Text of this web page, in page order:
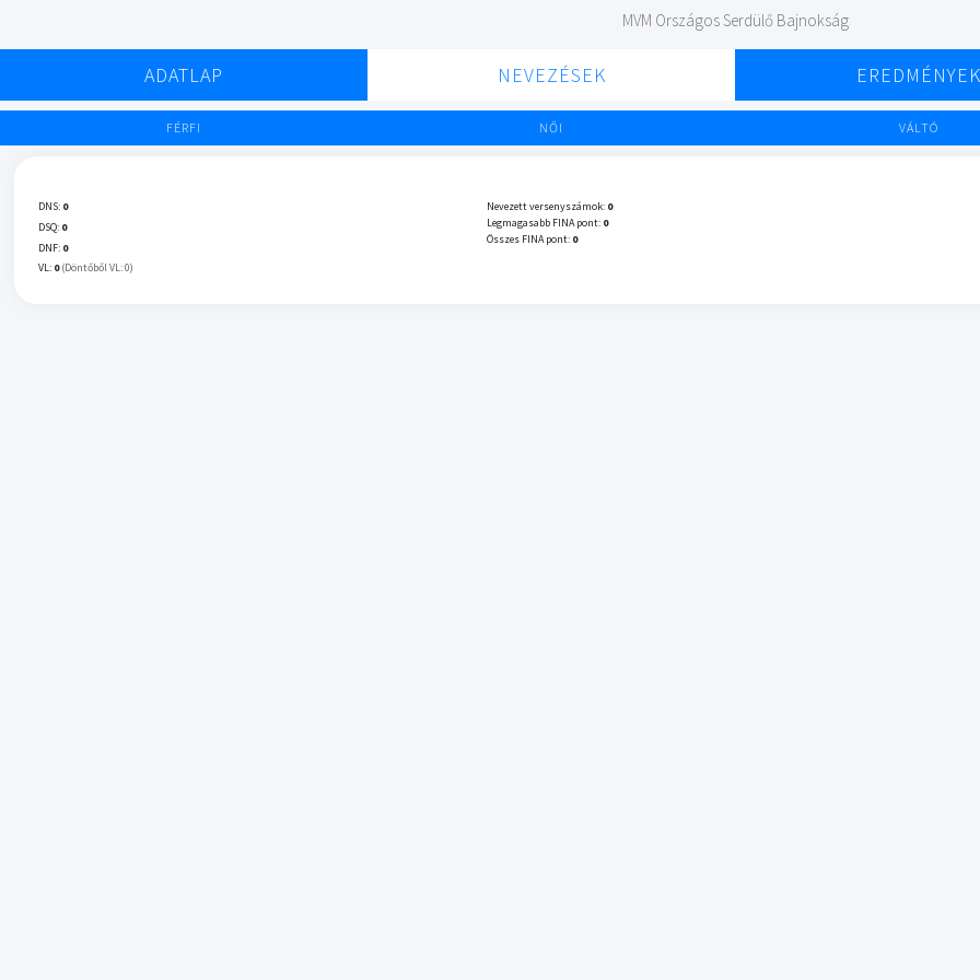
MVM Országos Serdülő Bajnokság
ADATLAP NEVEZÉSEK EREDMÉNYEK
FÉRFI NŐI VÁLTÓ
DNS: 0
DSQ: 0
DNF: 0
VL: 0 (Döntőből VL: 0)
Nevezett versenyszámok: 0
Legmagasabb FINA pont: 0
Összes FINA pont: 0